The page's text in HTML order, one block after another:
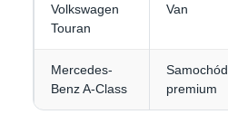
Volkswagen
Touran
Van
Mercedes-
Benz A-Class
Samochód
premium